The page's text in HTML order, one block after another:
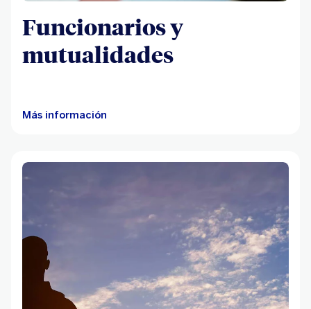
Funcionarios y
mutualidades
Más información